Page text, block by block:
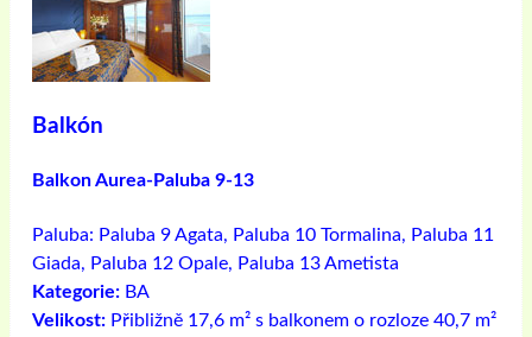
Balkón
Balkon Aurea-Paluba 9-13
Paluba: Paluba 9 Agata, Paluba 10 Tormalina, Paluba 11
Giada, Paluba 12 Opale, Paluba 13 Ametista
Kategorie: BA
Velikost: Přibližně 17,6 m² s balkonem o rozloze 40,7 m²